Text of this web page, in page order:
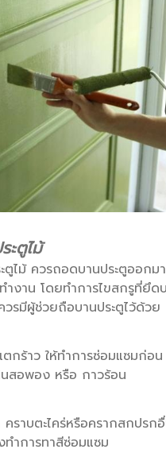
ะตูไม้
ตูไม้ ควรถอดบานประตูออกม
ำงาน โดยทำการไขสกรูที่ยึ
วรมีผู้ช่วยถือบานประตูไว้ด้วย
กร้าว ให้ทำการซ่อมแซมก่อ
สอพอง หรือ กาวร้อน
คราบตะไคร่หรือครากสกปรก
ำการทาสีซ่อมแซม